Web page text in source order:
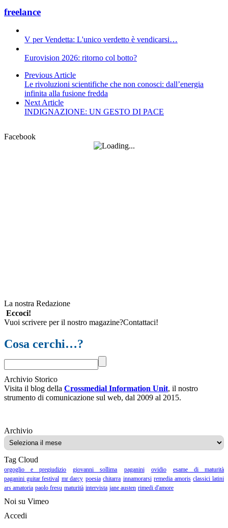
freelance
V per Vendetta: L'unico verdetto è vendicarsi…
Eurovision 2026: ritorno col botto?
Previous Article
Le rivoluzioni scientifiche che non conosci: dall’energia
infinita alla fusione fredda
Next Article
INDIGNAZIONE: UN GESTO DI PACE
Facebook
La nostra Redazione
Eccoci!
Vuoi scrivere per il nostro magazine?Contattaci!
Cosa cerchi…?
Archivio Storico
Visita il blog della Crossmedial Information Unit, il nostro
strumento di comunicazione sul web, dal 2009 al 2015.
ArchivioArchivio
Tag Cloud
orgoglio e pregiudizio giovanni sollima paganini ovidio
esame di maturità
paganini guitar festival mr darcy poesia chitarra innamorarsi remedia amoris classici latini
ars amatoria paolo fresu maturità intervista jane austen rimedi d'amore
Noi su Vimeo
Accedi